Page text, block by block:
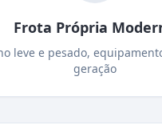
Frota Própria
leve e pesado,
geração